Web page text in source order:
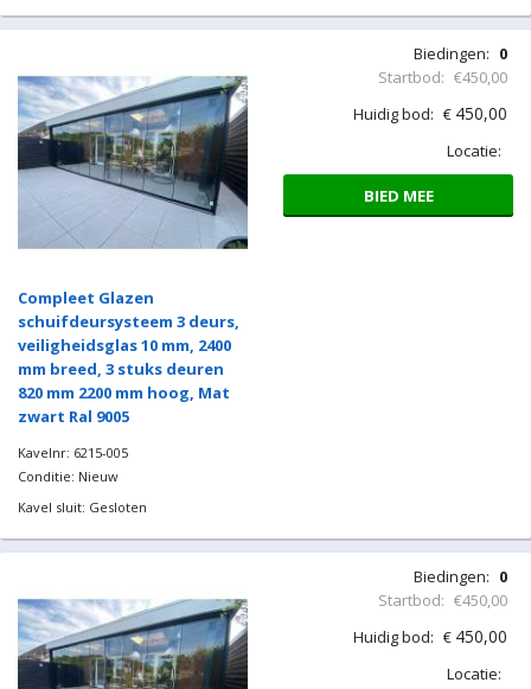
Compleet Glazen
schuifdeursysteem 3 deurs,
veiligheidsglas 10 mm, 2400
mm breed, 3 stuks deuren
820 mm 2200 mm hoog, Mat
zwart Ral 9005
Kavelnr: 6215-005
Conditie: Nieuw
Kavel sluit: Gesloten
Biedingen: 0
Startbod: €450,00
Huidig bod: € 450,00
Locatie:
BIED MEE
Biedingen: 0
Startbod: €450,00
Huidig bod: € 450,00
Locatie: